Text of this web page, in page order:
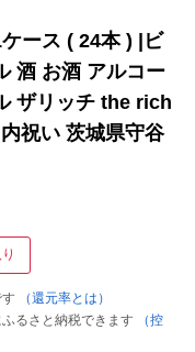
ース ( 24本 ) |ビ
酒 お酒 アルコー
ザリッチ the rich
祝い 茨城県守谷
（還元率とは）
るさと納税できます
（控